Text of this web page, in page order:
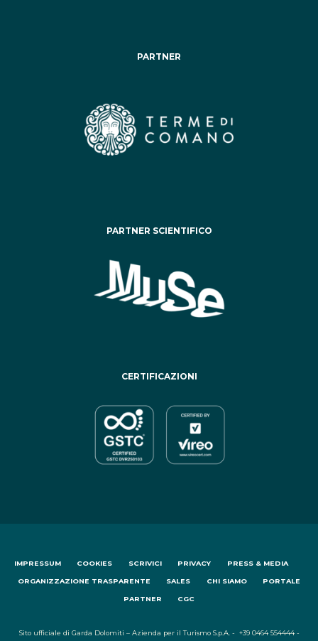
PARTNER
PARTNER SCIENTIFICO
CERTIFICAZIONI
IMPRESSUM COOKIES SCRIVICI PRIVACY PRESS & MEDIA
ORGANIZZAZIONE TRASPARENTE SALES CHI SIAMO PORTALE
PARTNER CGC
Sito ufficiale di Garda Dolomiti – Azienda per il Turismo S.p.A. - +39 0464 554444 -